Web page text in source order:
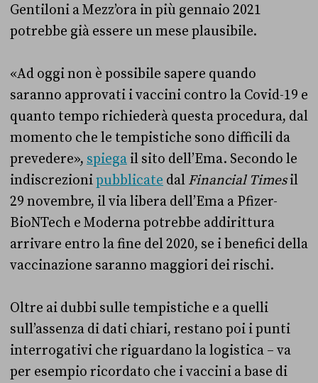
Gentiloni a Mezz’ora in più gennaio 2021
potrebbe già essere un mese plausibile.
«Ad oggi non è possibile sapere quando
saranno approvati i vaccini contro la Covid-19 e
quanto tempo richiederà questa procedura, dal
momento che le tempistiche sono difficili da
prevedere», spiega il sito dell’Ema. Secondo le
indiscrezionipubblicate dal Financial Timesil
29 novembre, il via libera dell’Ema a Pfizer-
BioNTech e Moderna potrebbe addirittura
arrivare entro la fine del 2020, se i benefici della
vaccinazione saranno maggiori dei rischi.
Oltre ai dubbi sulle tempistiche e a quelli
sull’assenza di dati chiari, restano poi i punti
interrogativi che riguardano la logistica – va
per esempio ricordato che i vaccini a base di